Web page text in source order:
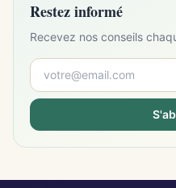
Restez informé
Recevez nos conseils